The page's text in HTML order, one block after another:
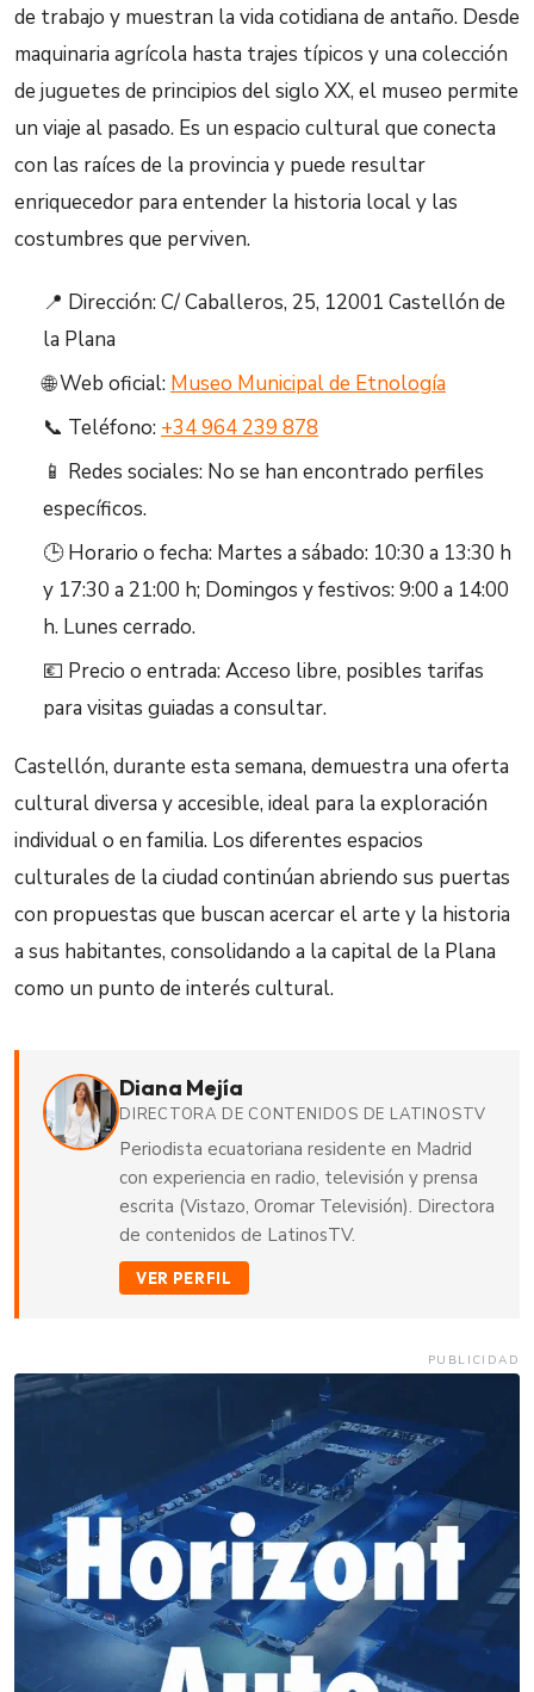
de trabajo y muestran la vida cotidiana de antaño. Desde
maquinaria agrícola hasta trajes típicos y una colección
de juguetes de principios del siglo XX, el museo permite
un viaje al pasado. Es un espacio cultural que conecta
con las raíces de la provincia y puede resultar
enriquecedor para entender la historia local y las
costumbres que perviven.
📍 Dirección: C/ Caballeros, 25, 12001 Castellón de
la Plana
🌐 Web oficial: Museo Municipal de Etnología
📞 Teléfono: +34 964 239 878
📱 Redes sociales: No se han encontrado perfiles
específicos.
🕒 Horario o fecha: Martes a sábado: 10:30 a 13:30 h
y 17:30 a 21:00 h; Domingos y festivos: 9:00 a 14:00
h. Lunes cerrado.
💶 Precio o entrada: Acceso libre, posibles tarifas
para visitas guiadas a consultar.
Castellón, durante esta semana, demuestra una oferta
cultural diversa y accesible, ideal para la exploración
individual o en familia. Los diferentes espacios
culturales de la ciudad continúan abriendo sus puertas
con propuestas que buscan acercar el arte y la historia
a sus habitantes, consolidando a la capital de la Plana
como un punto de interés cultural.
Diana Mejía
DIRECTORA DE CONTENIDOS DE LATINOSTV
Periodista ecuatoriana residente en Madrid
con experiencia en radio, televisión y prensa
escrita (Vistazo, Oromar Televisión). Directora
de contenidos de LatinosTV.
VER PERFIL
PUBLICIDAD